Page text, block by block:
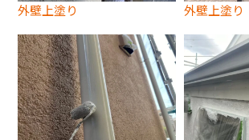
外壁上塗り 外壁上塗り